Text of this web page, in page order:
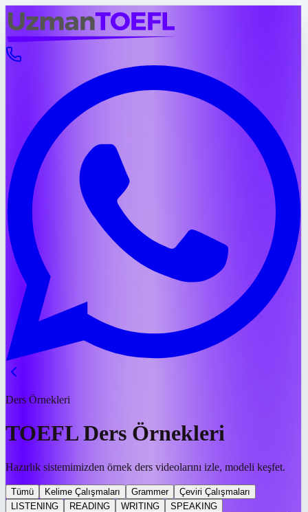
Ders Örnekleri
TOEFL Ders Örnekleri
Hazırlık sistemimizden örnek ders videolarını izle, modeli keşfet.
Tümü Kelime Çalışmaları Grammer
Çeviri Çalışmaları
LISTENING
READING WRITING SPEAKING